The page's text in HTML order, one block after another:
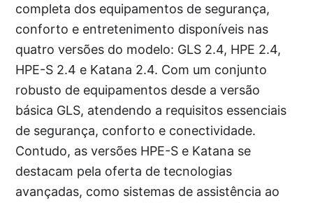
completa dos equipamentos de segurança,
conforto e entretenimento disponíveis nas
quatro versões do modelo: GLS 2.4, HPE 2.4,
HPE-S 2.4 e Katana 2.4. Com um conjunto
robusto de equipamentos desde a versão
básica GLS, atendendo a requisitos essenciais
de segurança, conforto e conectividade.
Contudo, as versões HPE-S e Katana se
destacam pela oferta de tecnologias
avançadas, como sistemas de assistência ao